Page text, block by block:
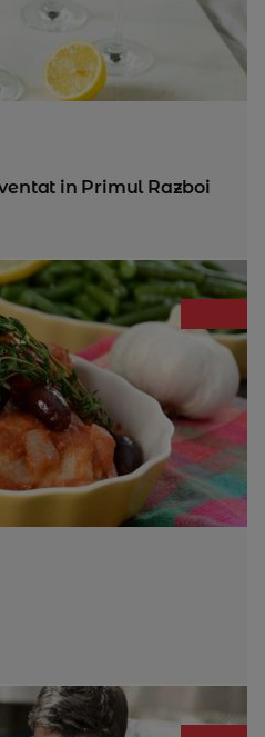
in Primul Razboi